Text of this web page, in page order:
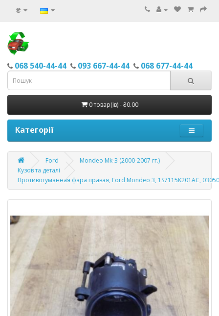
₴
068 540-44-44 093 667-44-44 068 677-44-44
0 товар(ів) - ₴0.00
Категорії
Ford
Mondeo Mk-3 (2000-2007 гг.)
Кузов та деталі
Противотуманная фара правая, Ford Mondeo 3, 1S7115K201AC,